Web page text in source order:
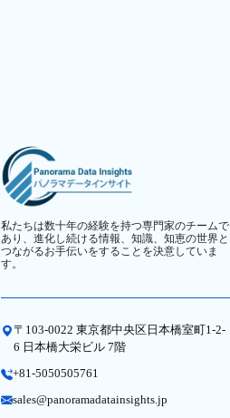
私たちは数十年の経験を持つ専門家のチームで
あり、進化し続ける情報、知識、知恵の世界と
つながるお手伝いをすることを決意していま
す。
〒103-0022 東京都中央区日本橋室町1-2-
6 日本橋大栄ビル 7階
+81-5050505761
sales@panoramadatainsights.jp